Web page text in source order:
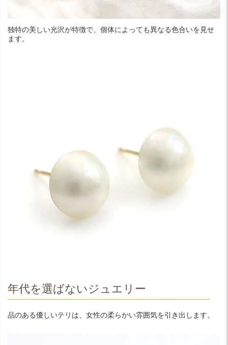
独特の美しい光沢が特徴で、個体によっても異なる色合いを見せ
ます。
年代を選ばないジュエリー
品のある優しいテリは、女性の柔らかい雰囲気を引き出します。